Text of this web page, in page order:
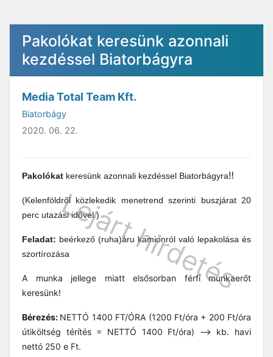
Pakolókat keresünk azonnali
kezdéssel Biatorbágyra
Media Total Team Kft.
Biatorbágy
2020. 06. 22.
Pakolókat keresünk azonnali kezdéssel Biatorbágyra‼
(Kelenföldről közlekedik menetrend szerinti buszjárat 20
perc utazási idővel.)
Feladat: beérkező (ruha)áru kamionról való lepakolása és
szortírozása
A munka jellege miatt elsősorban férfi munkaerőt
keresünk!
Bérezés: NETTÓ 1400 FT/ÓRA (1200 Ft/óra + 200 Ft/óra
útiköltség térítés = NETTÓ 1400 Ft/óra) --> kb. havi
nettó 250 e Ft.